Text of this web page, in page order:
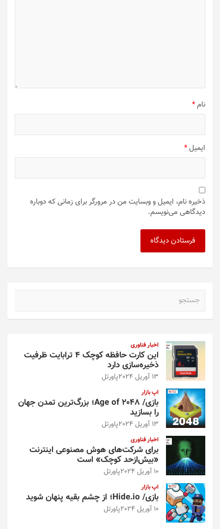
نام*
ایمیل*
ذخیره نام، ایمیل و وبسایت من در مرورگر برای زمانی که دوباره
دیدگاهی می‌نویسم.
اخبار فناوری
این کارت حافظه کوچک ۴ ترابایت ظرفیت
ذخیره‌سازی دارد
13 آوریل 2024 پاورتل
اپ بازار
بازی/ Age of 2048؛ بزرگ‌ترین تمدن جهان
را بسازید
13 آوریل 2024 پاورتل
اخبار فناوری
برای شرکت‌های هوش مصنوعی اینترنت
«بیش‌از‌حد کوچک» است
10 آوریل 2024 پاورتل
اپ بازار
بازی/ Hide.io؛ از چشم بقیه پنهان شوید
10 آوریل 2024 پاورتل